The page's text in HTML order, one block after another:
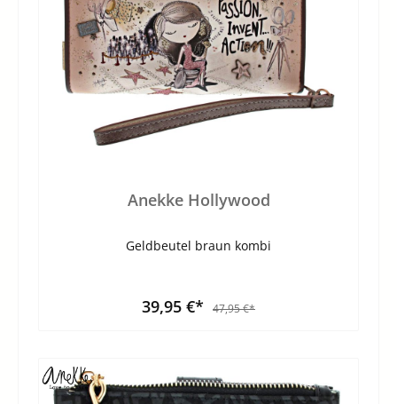
Anekke Hollywood
Geldbeutel braun kombi
39,95 €* 47,95 €*